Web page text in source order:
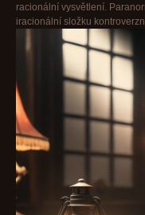
racionální vysvětlení.
iracionální složku